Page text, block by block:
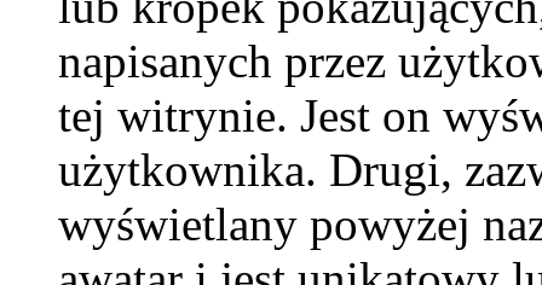
napisanych przez
tej witrynie. Jest on
użytkownika. Drugi,
wyświetlany powyżej